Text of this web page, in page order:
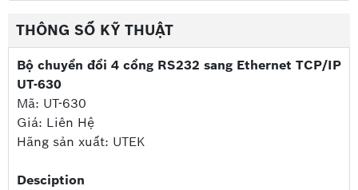
THÔNG SỐ KỸ THUẬT
Bộ chuyển đổi 4 cổng RS232 sang Ethernet TCP/IP
UT-630
Mã: UT-630
Giá: Liên Hệ
Hãng sản xuất: UTEK
Desciption